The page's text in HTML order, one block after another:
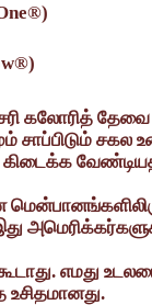
கலோரித்
சாப்பிடும்
கிடைக்க
எமது
உசிதமானது.